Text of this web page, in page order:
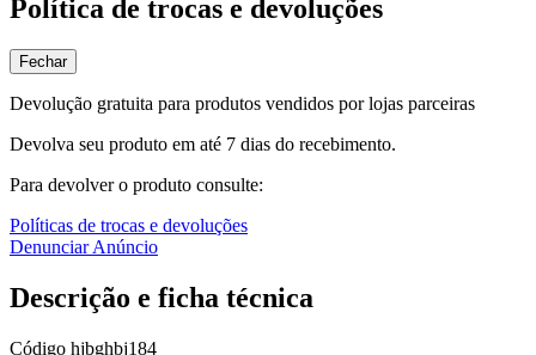
Política de trocas e devoluções
Fechar
Devolução gratuita para produtos vendidos por lojas parceiras
Devolva seu produto em até 7 dias do recebimento.
Para devolver o produto consulte:
Políticas de trocas e devoluções
Denunciar Anúncio
Descrição e ficha técnica
Código hjbghbj184